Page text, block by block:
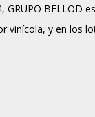
GRUPO BELLOD
vinícola, y en los